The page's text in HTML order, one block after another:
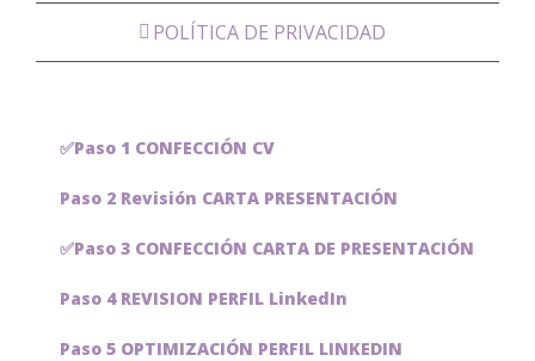
POLÍTICA DE PRIVACIDAD
✅Paso 1 CONFECCIÓN CV
Paso 2 Revisión CARTA PRESENTACIÓN
✅Paso 3 CONFECCIÓN CARTA DE PRESENTACIÓN
Paso 4 REVISION PERFIL LinkedIn
Paso 5 OPTIMIZACIÓN PERFIL LINKEDIN